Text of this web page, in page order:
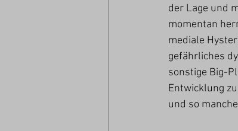
der Lage und
momentan
mediale
gefährliches
sonstige Big-
Entwicklung
und so